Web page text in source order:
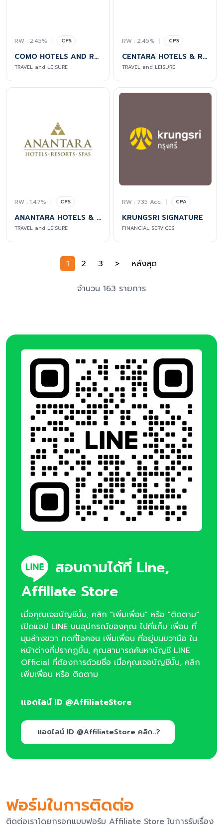
RW : 2.45% | CPS
COMO HOTELS AND RESORTS
TRAVEL and LEISURE
RW : 2.45% | CPS
CENTARA HOTELS & RESORTS
TRAVEL and LEISURE
RW : 1.47% | CPS
ANANTARA HOTELS & RESORTS
TRAVEL and LEISURE
RW : 735 Acc. | CPA
KRUNGSRI SIGNATURE
FINANCIAL SERVICES
1 2 3 > หลังสุด
จำนวน 163 รายการ
สอบถามได้ที่ Line,
Affiliate Store
เมื่อคุณเจอบัญชีนั้น, คลิก "เพิ่มเพื่อน" หรือ "ติดตาม"
เปิดแอป LINE บนอุปกรณ์ของคุณ ไปที่แท็บ เพื่อน ที่
มุมล่างขวา กดที่ไอคอน เพิ่มเพื่อน ที่อยู่บนขวามือ ใน
หน้าต่างที่ปรากฏขึ้น, คุณสามารถค้นหาบัญชี LINE
Official ที่ต้องการด้วยชื่อ เมื่อคุณเจอบัญชีนั้น, คลิก
เพิ่มเพื่อน หรือ ติดตาม
แอดไลน์ ID @AffiliateStore
แอดไลน์ ID @AffiliateStore คลิก..?
ฟอร์มในการติดต่อ
ติดต่อเราโดยกรอกแบบฟอร์ม Affiliate Store ในการรับเรื่อง